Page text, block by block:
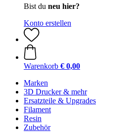
Bist du neu hier?
Konto erstellen
Warenkorb € 0,00
Marken
3D Drucker & mehr
Ersatzteile & Upgrades
Filament
Resin
Zubehör